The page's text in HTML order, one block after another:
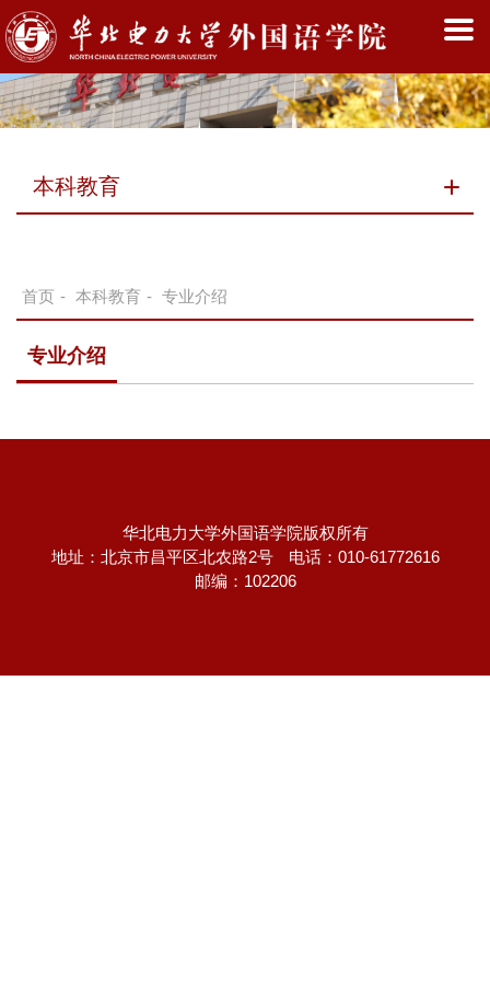
本科教育
首页 - 本科教育 - 专业介绍
专业介绍
华北电力大学外国语学院版权所有
地址：北京市昌平区北农路2号
电话：010-61772616
邮编：102206